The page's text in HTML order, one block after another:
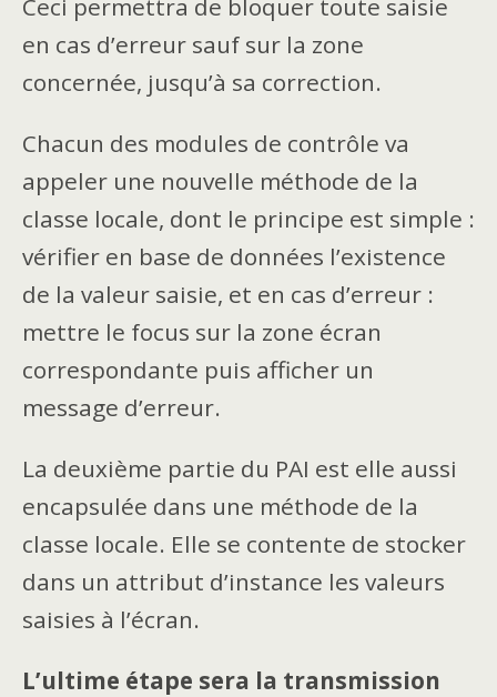
Ceci permettra de bloquer toute saisie
en cas d’erreur sauf sur la zone
concernée, jusqu’à sa correction.
Chacun des modules de contrôle va
appeler une nouvelle méthode de la
classe locale, dont le principe est simple :
vérifier en base de données l’existence
de la valeur saisie, et en cas d’erreur :
mettre le focus sur la zone écran
correspondante puis afficher un
message d’erreur.
La deuxième partie du PAI est elle aussi
encapsulée dans une méthode de la
classe locale. Elle se contente de stocker
dans un attribut d’instance les valeurs
saisies à l’écran.
L’ultime étape sera la transmission